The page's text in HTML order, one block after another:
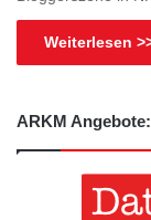
Weiterlesen
ARKM Angebote: